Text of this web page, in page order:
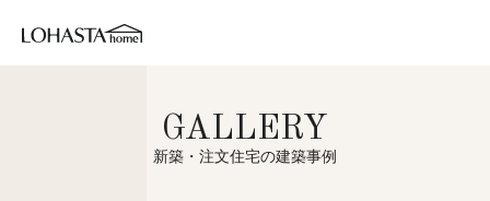
GALLERY
新築・注文住宅の建築事例